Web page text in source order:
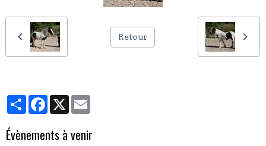
Retour
PartagerFacebook
X
Évènements à venir